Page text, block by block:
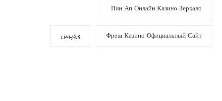
Пин Ап Онлайн Казино Зеркало
Фреш Казино Официальный Сайт وردپرس